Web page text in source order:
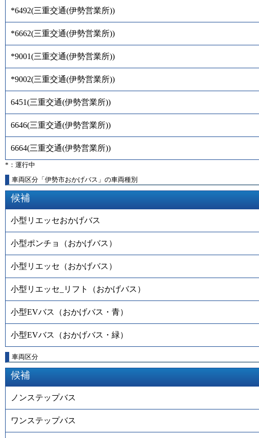
*6492(三重交通(伊勢営業所))
*6662(三重交通(伊勢営業所))
*9001(三重交通(伊勢営業所))
*9002(三重交通(伊勢営業所))
6451(三重交通(伊勢営業所))
6646(三重交通(伊勢営業所))
6664(三重交通(伊勢営業所))
*：運行中
車両区分「伊勢市おかげバス」の車両種別
候補
小型リエッセおかげバス
小型ポンチョ（おかげバス）
小型リエッセ（おかげバス）
小型リエッセ_リフト（おかげバス）
小型EVバス（おかげバス・青）
小型EVバス（おかげバス・緑）
車両区分
候補
ノンステップバス
ワンステップバス